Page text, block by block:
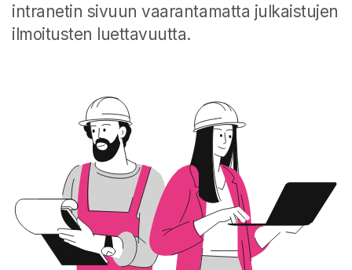
intranetin sivuun vaarantamatta julkaistujen
ilmoitusten luettavuutta.